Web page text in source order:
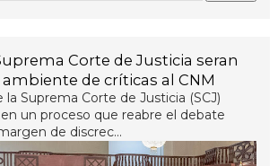
Corte de Justicia seran
de críticas al CNM
la Suprema Corte de Justicia (SCJ)
un proceso que reabre el debate
de discrec...